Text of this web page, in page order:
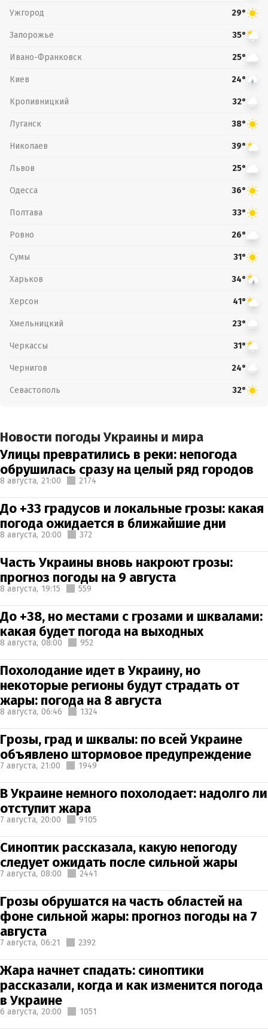
Ужгород 29°
Запорожье 35°
Ивано-Франковск 25°
Киев 24°
Кропивницкий 32°
Луганск 38°
Николаев 39°
Львов 25°
Одесса 36°
Полтава 33°
Ровно 26°
Сумы 31°
Харьков 34°
Херсон 41°
Хмельницкий 23°
Черкассы 31°
Чернигов 24°
Севастополь 32°
Новости погоды Украины и мира
Улицы превратились в реки: непогода
обрушилась сразу на целый ряд городов
8 августа, 21:00 2174
До +33 градусов и локальные грозы: какая
погода ожидается в ближайшие дни
8 августа, 20:00 372
Часть Украины вновь накроют грозы:
прогноз погоды на 9 августа
8 августа, 19:15 559
До +38, но местами с грозами и шквалами:
какая будет погода на выходных
8 августа, 08:00 952
Похолодание идет в Украину, но
некоторые регионы будут страдать от
жары: погода на 8 августа
8 августа, 06:46 1324
Грозы, град и шквалы: по всей Украине
объявлено штормовое предупреждение
7 августа, 21:00 1949
В Украине немного похолодает: надолго ли
отступит жара
7 августа, 20:00 9105
Синоптик рассказала, какую непогоду
следует ожидать после сильной жары
7 августа, 08:00 2441
Грозы обрушатся на часть областей на
фоне сильной жары: прогноз погоды на 7
августа
7 августа, 06:21 2392
Жара начнет спадать: синоптики
рассказали, когда и как изменится погода
в Украине
6 августа, 20:00 1051